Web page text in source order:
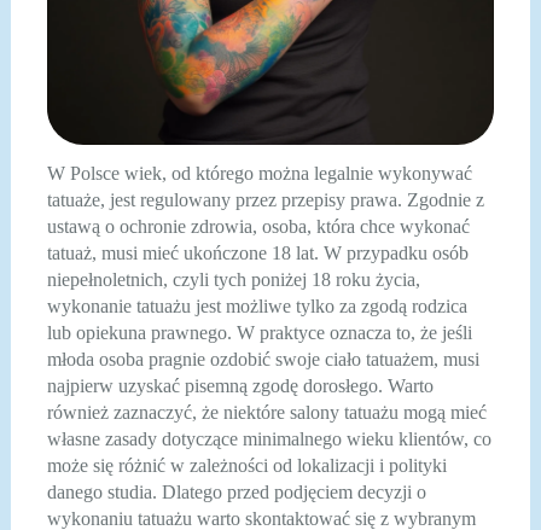
W Polsce wiek, od którego można legalnie wykonywać
tatuaże, jest regulowany przez przepisy prawa. Zgodnie z
ustawą o ochronie zdrowia, osoba, która chce wykonać
tatuaż, musi mieć ukończone 18 lat. W przypadku osób
niepełnoletnich, czyli tych poniżej 18 roku życia,
wykonanie tatuażu jest możliwe tylko za zgodą rodzica
lub opiekuna prawnego. W praktyce oznacza to, że jeśli
młoda osoba pragnie ozdobić swoje ciało tatuażem, musi
najpierw uzyskać pisemną zgodę dorosłego. Warto
również zaznaczyć, że niektóre salony tatuażu mogą mieć
własne zasady dotyczące minimalnego wieku klientów, co
może się różnić w zależności od lokalizacji i polityki
danego studia. Dlatego przed podjęciem decyzji o
wykonaniu tatuażu warto skontaktować się z wybranym